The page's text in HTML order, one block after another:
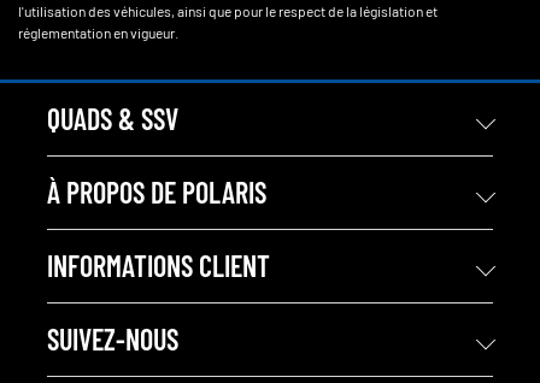
l'utilisation des véhicules, ainsi que pour le respect de la législation et
réglementation en vigueur.
QUADS & SSV
À PROPOS DE POLARIS
INFORMATIONS CLIENT
SUIVEZ-NOUS